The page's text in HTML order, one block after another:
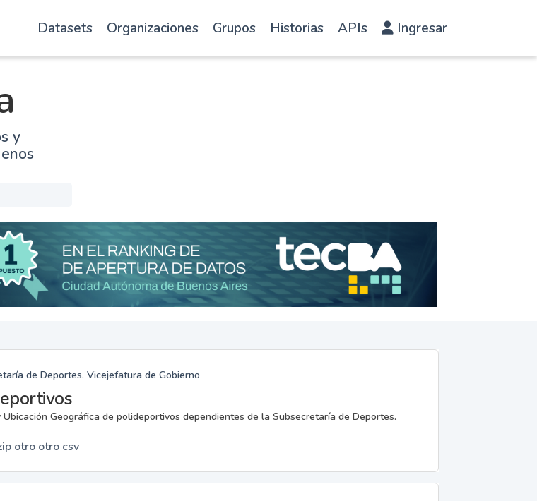
Datasets Organizaciones Grupos Historias APIs Ingresar
y
de Deportes. Vicejefatura de Gobierno
Ubicación Geográfica de polideportivos dependientes de la Subsecretaría de Deportes.
otro otro csv